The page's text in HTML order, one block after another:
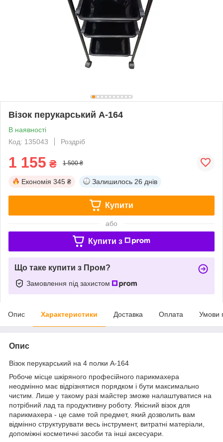
Візок перукарський A-164
В наявності
Код: 135043
Роздріб
1 155 ₴ 1 500 ₴
Економія 345 ₴ Залишилось 26 днів
Купити
або
Купити з
Що таке купити з Пром?
Замовлення під захистом
Опис Характеристики Доставка Оплата Умови
Опис
Візок перукарський на 4 полки A-164
Робоче місце шкіряного професійного парикмахера
неодмінно має відрізнятися порядком і бути максимально
чистим. Лише у такому разі майстер зможе налаштуватися на
потрібний лад та продуктивну роботу. Якісний візок для
парикмахера - це саме той предмет, який дозволить вам
відмінно структурувати весь інструмент, витратні матеріали,
допоміжні косметичні засоби та інші аксесуари.